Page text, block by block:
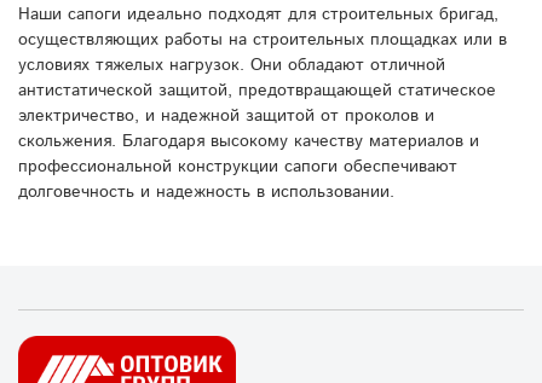
Наши сапоги идеально подходят для строительных бригад,
осуществляющих работы на строительных площадках или в
условиях тяжелых нагрузок. Они обладают отличной
антистатической защитой, предотвращающей статическое
электричество, и надежной защитой от проколов и
скольжения. Благодаря высокому качеству материалов и
профессиональной конструкции сапоги обеспечивают
долговечность и надежность в использовании.